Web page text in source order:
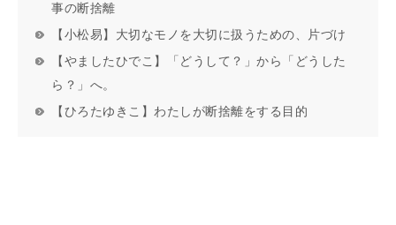
事の断捨離
【小松易】大切なモノを大切に扱うための、片づけ
【やましたひでこ】「どうして？」から「どうした
ら？」へ。
【ひろたゆきこ】わたしが断捨離をする目的